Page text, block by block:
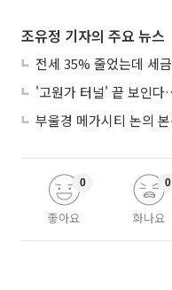
조유정 기자의 주요 뉴스
좋아요
0
화나요
0